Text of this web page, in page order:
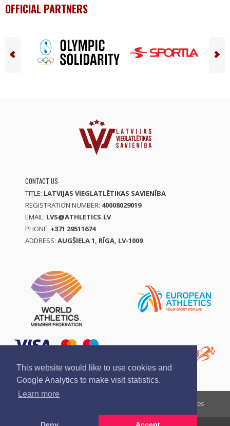
This website would like to use cookies and
Google Analytics to make visit statistics.
Learn more
OFFICIAL PARTNERS
CONTACT US:
TITLE: LATVIJAS VIEGLATLĒTIKAS SAVIENĪBA
REGISTRATION NUMBER: 40008029019
EMAIL: LVS@ATHLETICS.LV
PHONE: +371 29511674
ADDRESS: AUGŠIELA 1, RĪGA, LV-1009
Terms of services